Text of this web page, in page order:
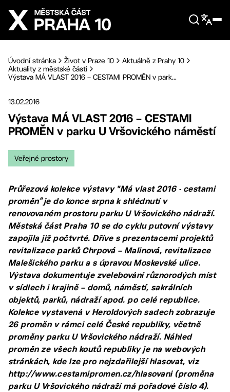
Přejít na hlavní obsah
Úvodní stránka Život v Praze 10
Aktuálně z Prahy 10
Aktuality z městské části
Výstava MÁ VLAST 2016 – CESTAMI PROMĚN v park...
13.02.2016
Výstava MÁ VLAST 2016 – CESTAMI
PROMĚN v parku U Vršovického náměstí
Veřejné prostory
Průřezová kolekce výstavy "Má vlast 2016 - cestami
proměn“ je do konce srpna k shlédnutí v
renovovaném prostoru parku U Vršovického nádraží.
Městská část Praha 10 se do cyklu putovní výstavy
zapojila již počtvrté. Dříve s prezentacemi projektů
revitalizace parků Chrpová – Malinová, revitalizace
Malešického parku a s úpravou Moskevské ulice.
Výstava dokumentuje zvelebování různorodých míst
v sídlech i krajině – domů, náměstí, sakrálních
objektů, parků, nádraží apod. po celé republice.
Kolekce vystavená v Heroldových sadech zobrazuje
26 proměn v rámci celé České republiky, včetně
proměny parku U Vršovického nádraží. Náhled
proměn ze všech koutů republiky je na webových
stránkách, kde lze pro nejzdařilejší hlasovat, viz
http://www.cestamipromen.cz/hlasovani (proměna
parku U Vršovického nádraží má pořadové číslo 4).